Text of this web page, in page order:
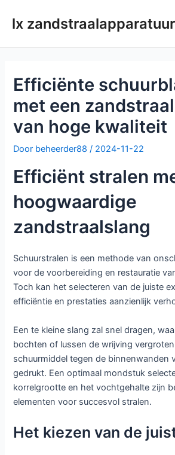
naarlx zandstraalapparatuur
Efficiënte
met een
van hoge kwaliteit
Door beheerder88/ 2024-11-22
Efficiënt stralen
hoogwaardige
zandstraalslang
Schuurstralen is een methode van
voor de voorbereiding en restauratie
Toch kan het selecteren van de juiste
efficiëntie en prestaties aanzienlijk
Een te kleine slang zal snel dragen,
bochten of lussen de wrijving
schuurmiddel tegen de binnenwanden
gedrukt. Een optimaal mondstuk
korrelgrootte en het vochtgehalte zijn
elementen voor succesvol stralen.
Het kiezen van de